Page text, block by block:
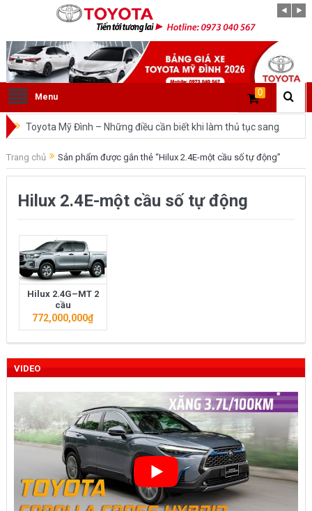
Menu 0
Toyota Mỹ Đình – Những điều cần biết khi làm thủ tục sang
tên ô tô trong cùng tỉnh.
So sánh Toyota Veloz Cross và Toyota Innova: Nên chọn xe
nào?
nhất trên thị trường.
Những dòng xe của Toyota đang chiếm lĩnh tại thị trường
Việt Nam?
Toyota Việt Nam chính thức ra mắt Toyota Fortuner 2022 và
Toyota Raize phân khúc SUV cỡ nhỏ mới hứa hẹn nhiều đột
“Bật mí” những thay đổi của Toyota Land Cruiser 2021 vừa
được ra mắt tại Việt Nam
Những dòng xe Toyota đang phổ biến nhất trên thị trường
Việt Nam hiện nay.
Trang chủ Sản phẩm được gắn thẻ “Hilux 2.4E-một cầu số tự động”
Hilux 2.4E-một cầu số tự động
Hilux 2.4G–MT 2
cầu
772,000,000₫
VIDEO